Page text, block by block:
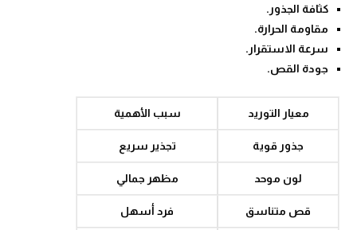
كثافة الجذور.
مقاومة الحرارة.
سرعة الاستقرار.
جودة القص.
معيار التوريد سبب الأهمية
جذور قوية تجذير سريع
لون موحد مظهر جمالي
قص متناسق فرد أسهل